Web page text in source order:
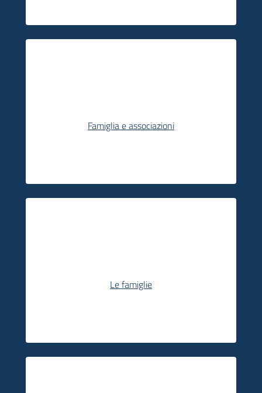
Famiglia e associazioni
Le famiglie